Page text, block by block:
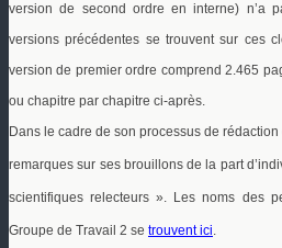
version de second ordre en interne) n’a
versions précédentes se trouvent sur ces
version de premier ordre comprend 2.465
ou chapitre par chapitre ci-après.
Dans le cadre de son processus de
remarques sur ses brouillons de la part
scientifiques relecteurs ». Les noms des
Groupe de Travail 2 se trouvent ici.